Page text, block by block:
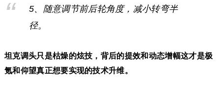
5、随意调节前后轮角度，减小转弯半
径。
坦克调头只是枯燥的炫技，背后的提效和动态增幅这才是极
氪和仰望真正想要实现的技术升维。